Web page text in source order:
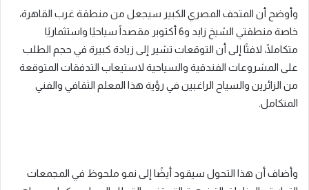
وأوضح أن المتحف المصري الكبير سيجعل من منطقة غرب القاهرة،
خاصة منطقتي الشيخ زايد و6 أكتوبر مقصداً سياحيًا واستثماريًا
متكاملًا، لافتًا إلى أن التوقعات تشير إلى زيادة كبيرة في حجم الطلب
على المشروعات الفندقية والسياحية لاستيعاب التدفقات المتوقعة
من الزائرين والسياح الراغبين في رؤية هذا المعلم الثقافي والفني
المتكامل.
وأضاف أن هذا التحول سيقود أيضًا إلى نمو ملحوظ في المجمعات